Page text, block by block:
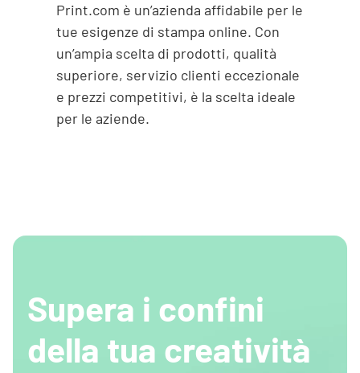
Print.com è un’azienda affidabile per le
tue esigenze di stampa online. Con
un’ampia scelta di prodotti, qualità
superiore, servizio clienti eccezionale
e prezzi competitivi, è la scelta ideale
per le aziende.
Supera i confini
della tua creatività